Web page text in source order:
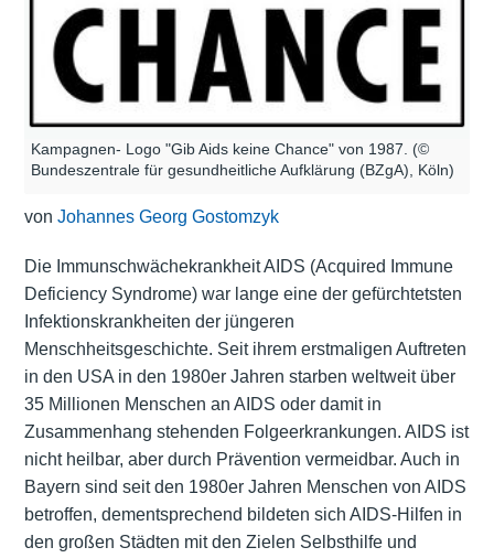
Kampagnen- Logo "Gib Aids keine Chance" von 1987. (©
Bundeszentrale für gesundheitliche Aufklärung (BZgA), Köln)
von Johannes Georg Gostomzyk
Die Immunschwächekrankheit AIDS (Acquired Immune
Deficiency Syndrome) war lange eine der gefürchtetsten
Infektionskrankheiten der jüngeren
Menschheitsgeschichte. Seit ihrem erstmaligen Auftreten
in den USA in den 1980er Jahren starben weltweit über
35 Millionen Menschen an AIDS oder damit in
Zusammenhang stehenden Folgeerkrankungen. AIDS ist
nicht heilbar, aber durch Prävention vermeidbar. Auch in
Bayern sind seit den 1980er Jahren Menschen von AIDS
betroffen, dementsprechend bildeten sich AIDS-Hilfen in
den großen Städten mit den Zielen Selbsthilfe und